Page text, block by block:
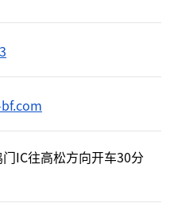
IC往高松方向开车30分